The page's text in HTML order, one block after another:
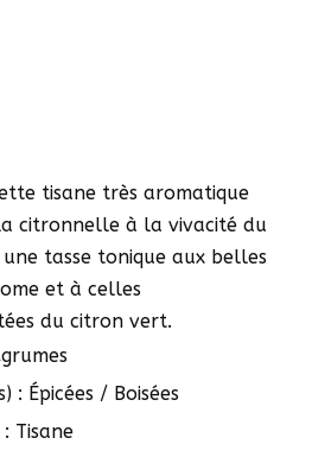
tisane très aromatique
citronnelle à la vivacité du
tasse tonique aux belles
et à celles
du citron vert.
: Épicées / Boisées
: Tisane